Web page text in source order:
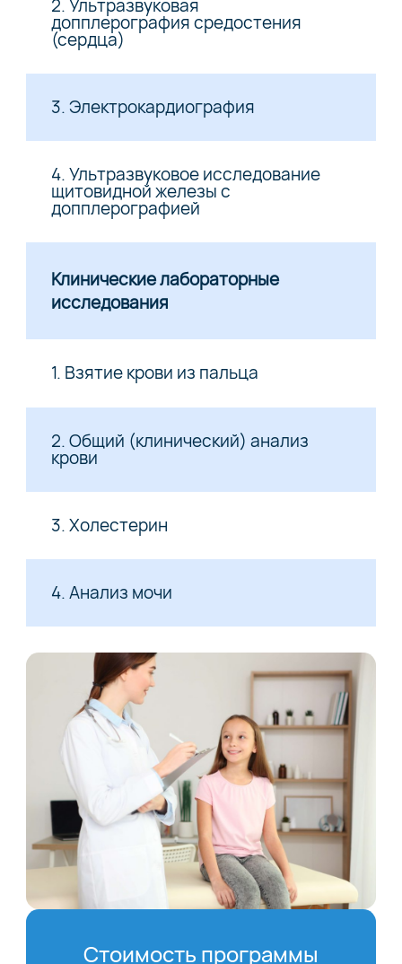
2. Ультразвуковая
допплерография средостения
(сердца)
3. Электрокардиография
4. Ультразвуковое исследование
щитовидной железы с
допплерографией
Клинические лабораторные
исследования
1. Взятие крови из пальца
2. Общий (клинический) анализ
крови
3. Холестерин
4. Анализ мочи
Стоимость программы